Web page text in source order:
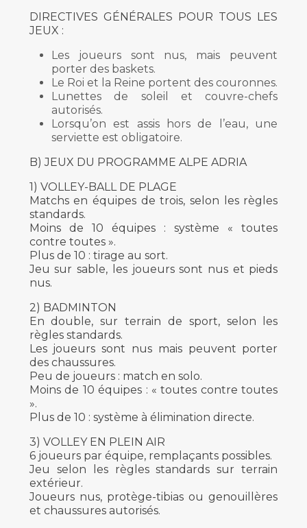
DIRECTIVES GÉNÉRALES POUR TOUS LES
JEUX :
Les joueurs sont nus, mais peuvent
porter des baskets.
Le Roi et la Reine portent des couronnes.
Lunettes de soleil et couvre-chefs
autorisés.
Lorsqu’on est assis hors de l’eau, une
serviette est obligatoire.
B) JEUX DU PROGRAMME ALPE ADRIA
1) VOLLEY-BALL DE PLAGE
Matchs en équipes de trois, selon les règles
standards.
Moins de 10 équipes : système « toutes
contre toutes ».
Plus de 10 : tirage au sort.
Jeu sur sable, les joueurs sont nus et pieds
nus.
2) BADMINTON
En double, sur terrain de sport, selon les
règles standards.
Les joueurs sont nus mais peuvent porter
des chaussures.
Peu de joueurs : match en solo.
Moins de 10 équipes : « toutes contre toutes
».
Plus de 10 : système à élimination directe.
3) VOLLEY EN PLEIN AIR
6 joueurs par équipe, remplaçants possibles.
Jeu selon les règles standards sur terrain
extérieur.
Joueurs nus, protège-tibias ou genouillères
et chaussures autorisés.